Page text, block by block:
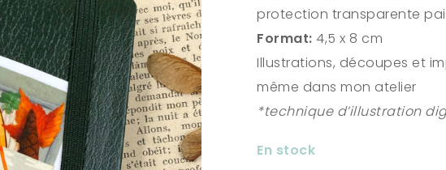
protection transparente
Format: 4,5 x 8 cm
Illustrations, découpes et
même dans mon atelier
*technique d’illustration
En stock